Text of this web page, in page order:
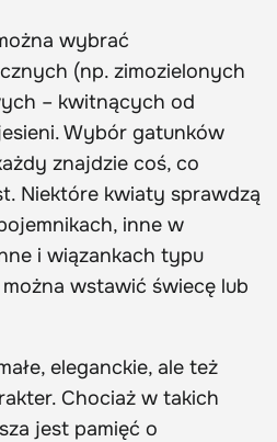
wybrać
(np. zimozielonych
– kwitnących od
Wybór gatunków
znajdzie coś, co
Niektóre kwiaty sprawdzą
inne w
i wiązankach typu
wstawić świecę lub
eleganckie, ale też
Chociaż w takich
jest pamięć o